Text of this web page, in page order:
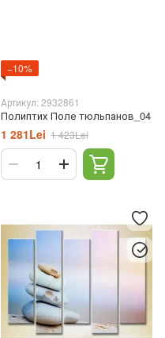
−10%
Артикул: 2932861
Полиптих Поле тюльпанов_04
1 281Lei 1 423Lei